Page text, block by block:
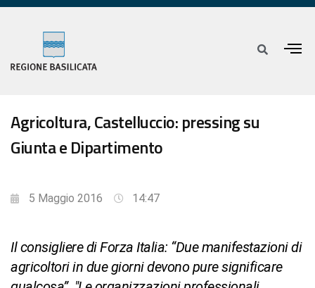
Agricoltura, Castelluccio: pressing su
Giunta e Dipartimento
5 Maggio 2016 14:47
Il consigliere di Forza Italia: “Due manifestazioni di
agricoltori in due giorni devono pure significare